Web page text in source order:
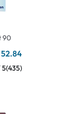
90
52.84
5(435)